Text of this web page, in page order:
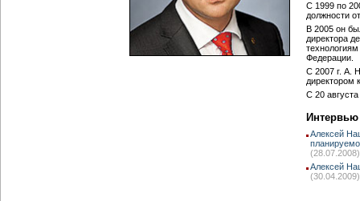
С 1999 по
должности
В 2005 он
директора
Федерации.
С 2007 г. А.
директором
С 20
Интервью
Алексей
(28.07.2008)
Алексей
(30.04.2009)